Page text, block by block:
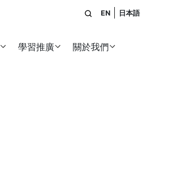
站內搜尋
EN 日本語
學習推廣 關於我們